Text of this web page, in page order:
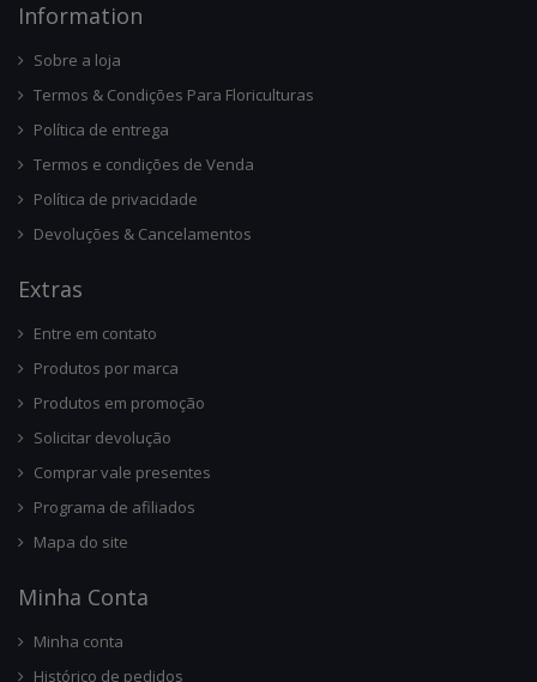
InforMation
Sobre a loja
Termos & Condições Para Floriculturas
Política de entrega
Termos e condições de Venda
Política de privacidade
Devoluções & Cancelamentos
ExtRas
Entre em contato
Produtos por marca
Produtos em promoção
Solicitar devolução
Comprar vale presentes
Programa de afiliados
Mapa do site
Minha Conta
Minha conta
Histórico de pedidos